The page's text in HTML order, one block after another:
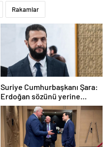
Rakamlar
Suriye Cumhurbaşkanı Şara:
Erdoğan sözünü yerine
getirdi. Trump’a da çok
teşekkür ederim